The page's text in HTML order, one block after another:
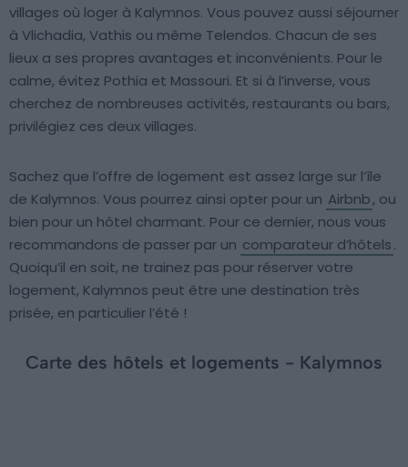
villages où loger à Kalymnos. Vous pouvez aussi séjourner
à Vlichadia, Vathis ou même Telendos. Chacun de ses
lieux a ses propres avantages et inconvénients. Pour le
calme, évitez Pothia et Massouri. Et si à l’inverse, vous
cherchez de nombreuses activités, restaurants ou bars,
privilégiez ces deux villages.
Sachez que l’offre de logement est assez large sur l’île
de Kalymnos. Vous pourrez ainsi opter pour un Airbnb, ou
bien pour un hôtel charmant. Pour ce dernier, nous vous
recommandons de passer par un comparateur d’hôtels.
Quoiqu’il en soit, ne trainez pas pour réserver votre
logement, Kalymnos peut être une destination très
prisée, en particulier l’été !
Carte des hôtels et logements - Kalymnos